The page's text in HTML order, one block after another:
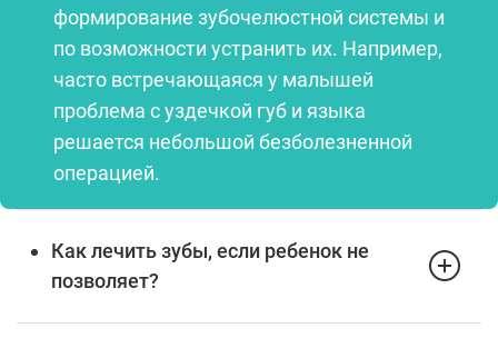
формирование зубочелюстной системы и
по возможности устранить их. Например,
часто встречающаяся у малышей
проблема с уздечкой губ и языка
решается небольшой безболезненной
операцией.
Как лечить зубы, если ребенок не
позволяет?